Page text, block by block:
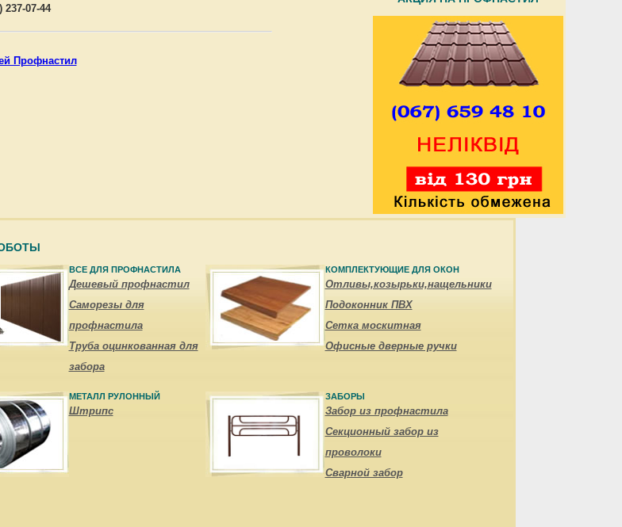
237-07-44
Профнастил
ВСЕ ДЛЯ ПРОФНАСТИЛА
Дешевый профнастил
Саморезы для
профнастила
Труба оцинкованная для
забора
КОМПЛЕКТУЮЩИЕ ДЛЯ ОКОН
Отливы,козырьки,нащельники
Подоконник ПВХ
Сетка москитная
Офисные дверные ручки
МЕТАЛЛ РУЛОННЫЙ
Штрипс
ЗАБОРЫ
Забор из профнастила
Секционный забор из
проволоки
Сварной забор